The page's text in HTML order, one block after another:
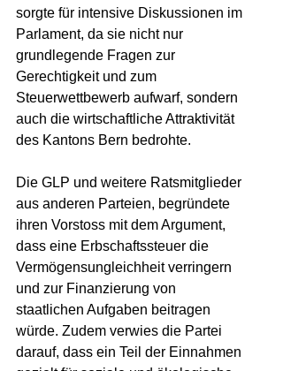
sorgte für intensive Diskussionen im
Parlament, da sie nicht nur
grundlegende Fragen zur
Gerechtigkeit und zum
Steuerwettbewerb aufwarf, sondern
auch die wirtschaftliche Attraktivität
des Kantons Bern bedrohte.
Die GLP und weitere Ratsmitglieder
aus anderen Parteien, begründete
ihren Vorstoss mit dem Argument,
dass eine Erbschaftssteuer die
Vermögensungleichheit verringern
und zur Finanzierung von
staatlichen Aufgaben beitragen
würde. Zudem verwies die Partei
darauf, dass ein Teil der Einnahmen